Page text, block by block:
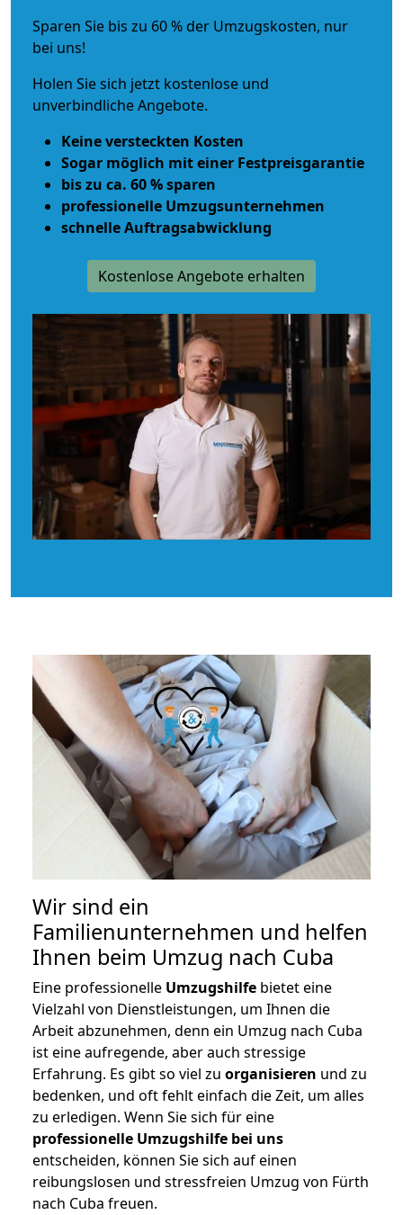
Sparen Sie bis zu 60 % der Umzugskosten, nur
bei uns!
Holen Sie sich jetzt kostenlose und
unverbindliche Angebote.
Keine versteckten Kosten
Sogar möglich mit einer Festpreisgarantie
bis zu ca. 60 % sparen
professionelle Umzugsunternehmen
schnelle Auftragsabwicklung
Kostenlose Angebote erhalten
Wir sind ein
Familienunternehmen und helfen
Ihnen beim Umzug nach Cuba
Eine professionelle Umzugshilfe bietet eine
Vielzahl von Dienstleistungen, um Ihnen die
Arbeit abzunehmen, denn ein Umzug nach Cuba
ist eine aufregende, aber auch stressige
Erfahrung. Es gibt so viel zu organisieren und zu
bedenken, und oft fehlt einfach die Zeit, um alles
zu erledigen. Wenn Sie sich für eine
professionelle Umzugshilfe bei uns
entscheiden, können Sie sich auf einen
reibungslosen und stressfreien Umzug von Fürth
nach Cuba freuen.